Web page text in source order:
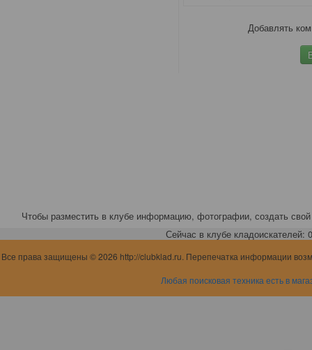
Добавлять
Чтобы разместить в клубе информацию, фотографии, создать свой
Сейчас в клубе кладоискателей:
Все права защищены © 2026 http://clubklad.ru. Перепечатка информации
Любая поисковая техника есть в